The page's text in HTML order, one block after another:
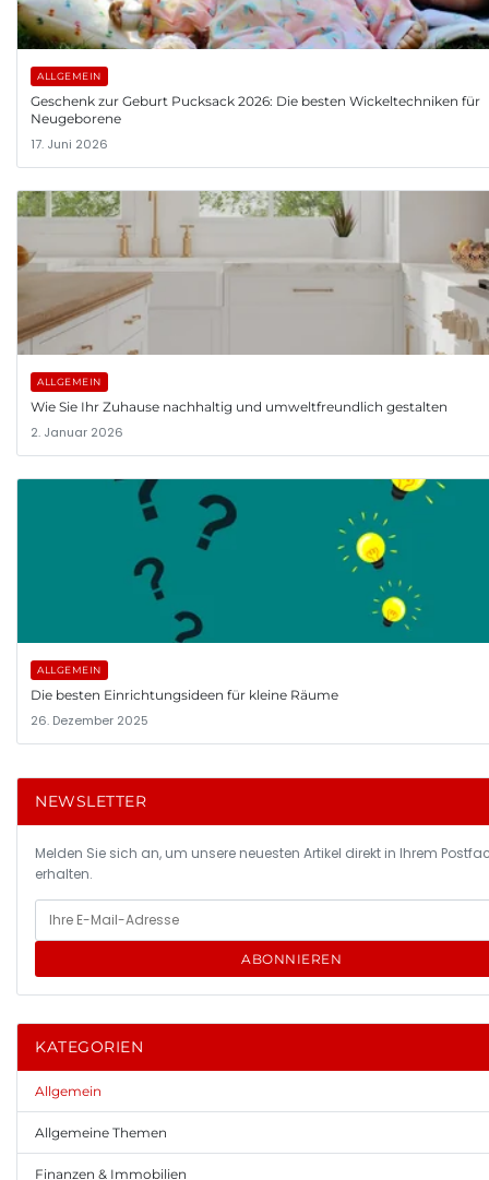
ALLGEMEIN
Geschenk zur Geburt Pucksack 2026: Die besten Wickeltechniken für
Neugeborene
17. Juni 2026
ALLGEMEIN
Wie Sie Ihr Zuhause nachhaltig und umweltfreundlich gestalten
2. Januar 2026
ALLGEMEIN
Die besten Einrichtungsideen für kleine Räume
26. Dezember 2025
NEWSLETTER
Melden Sie sich an, um unsere neuesten Artikel direkt in Ihrem
erhalten.
ABONNIEREN
KATEGORIEN
Allgemein
Allgemeine Themen
Finanzen & Immobilien